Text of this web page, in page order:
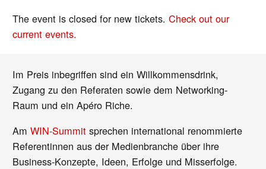
The event is closed for new tickets.Check out our
current events.
Im Preis inbegriffen sind ein Willkommensdrink,
Zugang zu den Referaten sowie dem Networking-
Raum und ein Apéro Riche.
AmWIN-Summit sprechen international renommierte
Referentinnen aus der Medienbranche über ihre
Business-Konzepte, Ideen, Erfolge und Misserfolge.